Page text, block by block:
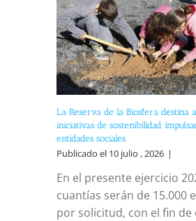
La Reserva de la Biosfera destina
iniciativas de sostenibilidad
entidades sociales
Publicado el 10 julio , 2026 |
En el presente ejercicio
cuantías serán de 15.000
por solicitud, con el fin de